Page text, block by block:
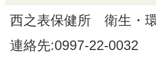
西之表保健所 衛生・
連絡先:0997-22-0032